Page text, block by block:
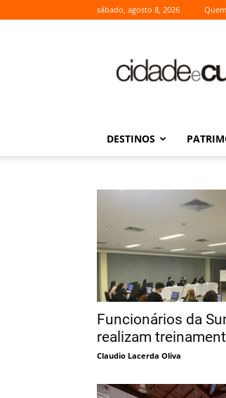
sábado, agosto 8, 2026
DESTINOS
Funcionários da
realizam
Claudio Lacerda Oliva